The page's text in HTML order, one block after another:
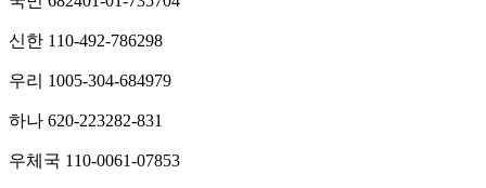
신한 110-492-786298
우리 1005-304-684979
하나 620-223282-831
우체국 110-0061-07853